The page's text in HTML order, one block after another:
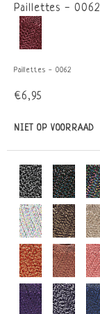
Paillettes - 0062
Paillettes - 0062
€6,95
NIET OP VOORRAAD